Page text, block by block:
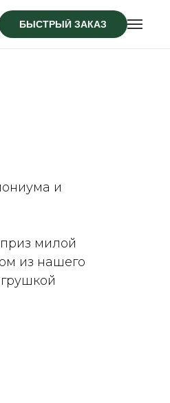
БЫСТРЫЙ ЗАКАЗ
и
милой
из нашего